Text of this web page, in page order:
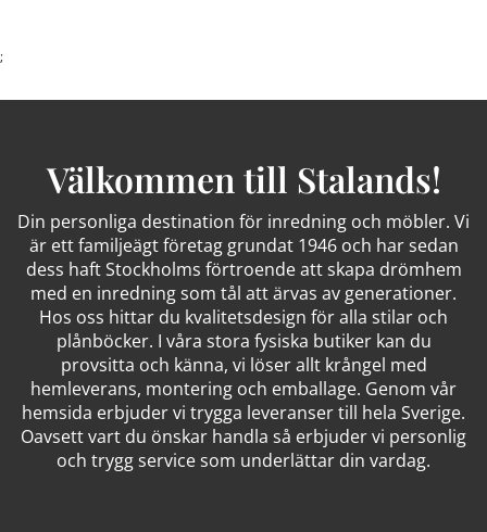
;
Välkommen till Stalands!
Din personliga destination för inredning och möbler. Vi
är ett familjeägt företag grundat 1946 och har sedan
dess haft Stockholms förtroende att skapa drömhem
med en inredning som tål att ärvas av generationer.
Hos oss hittar du kvalitetsdesign för alla stilar och
plånböcker. I våra stora fysiska butiker kan du
provsitta och känna, vi löser allt krångel med
hemleverans, montering och emballage. Genom vår
hemsida erbjuder vi trygga leveranser till hela Sverige.
Oavsett vart du önskar handla så erbjuder vi personlig
och trygg service som underlättar din vardag.